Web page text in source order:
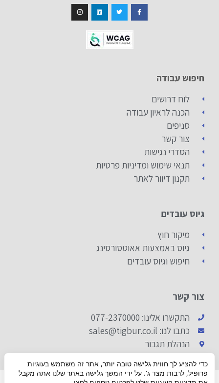
חיפוש עבודה
לוח דרושים
הכנה לראיון עבודה
סניפים
צור קשר
הסדרי נגישות
תנאי שימוש ומדיניות פרטיות
תקנון דיוור לאתר
גיוס עובדים
מיקור חוץ
גיוס באמצעות אאוטסורסינג
חיפוש וגיוס עובדים
צור קשר
התקשרו אלינו: 077-2370000
כתבו לנו: sales@tigbur.co.il
הנהלת תגבור
© 2019 ALL RIGHTS RESERVED​
כדי להציע לך חווית גלישה טובה יותר, אתר זה משתמש בעוגיות
פרופיל, לרבות מצד ג'. על ידי המשך גלישה באתר שלנו אתה מקבל